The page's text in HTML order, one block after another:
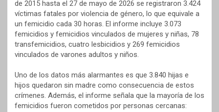
de 2015 hasta el 27 de mayo de 2026 se registraron 3.424
víctimas fatales por violencia de género, lo que equivale a
un femicidio cada 30 horas. El informe incluye 3.073
femicidios y femicidios vinculados de mujeres y niñas, 78
transfemicidios, cuatro lesbicidios y 269 femicidios
vinculados de varones adultos y niños.
Uno de los datos más alarmantes es que 3.840 hijas e
hijos quedaron sin madre como consecuencia de estos
crímenes. Además, el informe señala que la mayoría de los
femicidios fueron cometidos por personas cercanas: